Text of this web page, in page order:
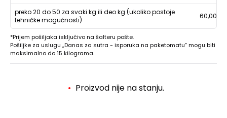
preko 20 do 50 za svaki kg ili deo kg (ukoliko postoje
tehničke mogućnosti)
60,00
*Prijem pošiljaka isključivo na šalteru pošte.
Pošiljke za uslugu „Danas za sutra - isporuka na paketomatu“ mogu biti
maksimalno do 15 kilograma.
Proizvod nije na stanju.